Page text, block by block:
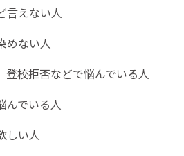
言えない人
めない人
校拒否などで悩んでいる人
んでいる人
しい人